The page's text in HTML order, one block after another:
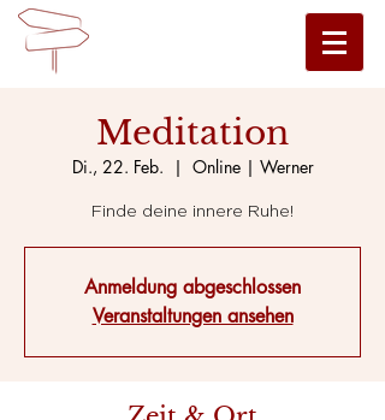
Meditation
Di., 22. Feb.
  |
Online | Werner
Finde deine innere Ruhe!
Anmeldung abgeschlossen
Veranstaltungen ansehen